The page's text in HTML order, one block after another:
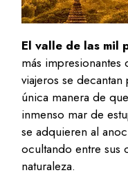
El valle de las mil
más impresionantes
viajeros se
única manera de
inmenso mar de
se adquieren al
ocultando entre sus
naturaleza.